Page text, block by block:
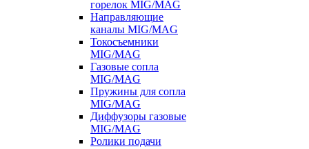
горелок MIG/MAG
Направляющие
каналы MIG/MAG
Токосъемники
MIG/MAG
Газовые сопла
MIG/MAG
Пружины для сопла
MIG/MAG
Диффузоры газовые
MIG/MAG
Ролики подачи